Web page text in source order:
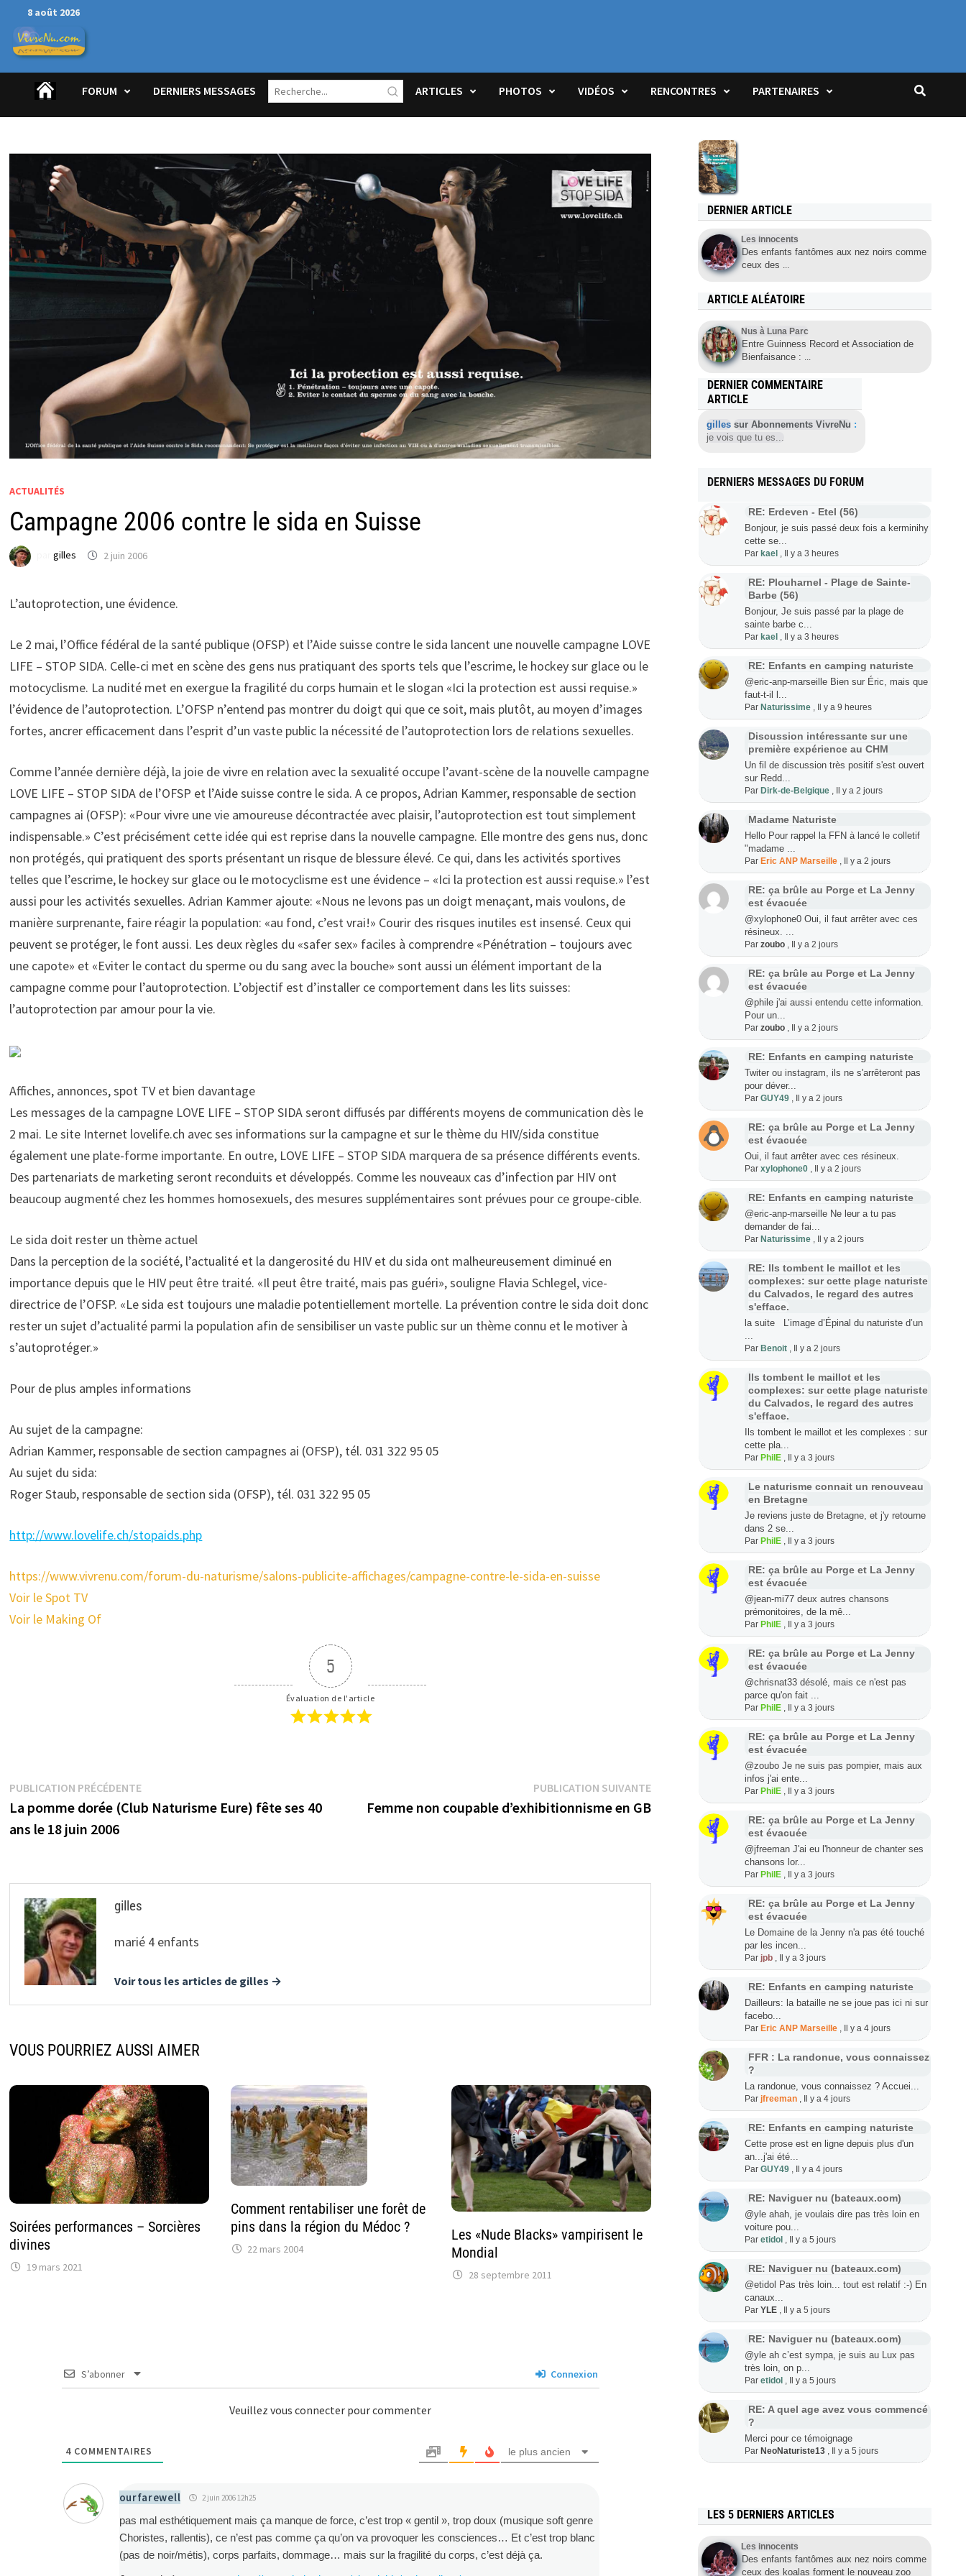
Passer
contenu
8 août 2026
FORUM DERNIERS MESSAGES ARTICLES PHOTOS VIDÉOS RENCONTRES PARTENAIRES
ACTUALITÉS
Campagne 2006 contre le sida en Suisse
pargilles 2 juin 2006
L’autoprotection, une évidence.
Le 2 mai, l’Office fédéral de la santé publique (OFSP) et l’Aide suisse contre le sida lancent une nouvelle campagne LOVE
LIFE – STOP SIDA. Celle-ci met en scène des gens nus pratiquant des sports tels que l’escrime, le hockey sur glace ou le
motocyclisme. La nudité met en exergue la fragilité du corps humain et le slogan «Ici la protection est aussi requise.»
l’évidence de l’autoprotection. L’OFSP n’entend pas montrer du doigt qui que ce soit, mais plutôt, au moyen d’images
fortes, ancrer efficacement dans l’esprit d’un vaste public la nécessité de l’autoprotection lors de relations sexuelles.
Comme l’année dernière déjà, la joie de vivre en relation avec la sexualité occupe l’avant-scène de la nouvelle campagne
LOVE LIFE – STOP SIDA de l’OFSP et l’Aide suisse contre le sida. A ce propos, Adrian Kammer, responsable de section
campagnes ai (OFSP): «Pour vivre une vie amoureuse décontractée avec plaisir, l’autoprotection est tout simplement
indispensable.» C’est précisément cette idée qui est reprise dans la nouvelle campagne. Elle montre des gens nus, donc
non protégés, qui pratiquent des sports présentant un risque de blessure élevé. Ce qui, dans les activités sportives
telles que l’escrime, le hockey sur glace ou le motocyclisme est une évidence – «Ici la protection est aussi requise.» l’est
aussi pour les activités sexuelles. Adrian Kammer ajoute: «Nous ne levons pas un doigt menaçant, mais voulons, de
manière surprenante, faire réagir la population: «au fond, c’est vrai!» Courir des risques inutiles est insensé. Ceux qui
peuvent se protéger, le font aussi. Les deux règles du «safer sex» faciles à comprendre «Pénétration – toujours avec
une capote» et «Eviter le contact du sperme ou du sang avec la bouche» sont aussi un élément important de la
campagne comme pour l’autoprotection. L’objectif est d’installer ce comportement dans les lits suisses:
l’autoprotection par amour pour la vie.
Affiches, annonces, spot TV et bien davantage
Les messages de la campagne LOVE LIFE – STOP SIDA seront diffusés par différents moyens de communication dès le
2 mai. Le site Internet lovelife.ch avec ses informations sur la campagne et sur le thème du HIV/sida constitue
également une plate-forme importante. En outre, LOVE LIFE – STOP SIDA marquera de sa présence différents events.
Des partenariats de marketing seront reconduits et développés. Comme les nouveaux cas d’infection par HIV ont
beaucoup augmenté chez les hommes homosexuels, des mesures supplémentaires sont prévues pour ce groupe-cible.
Le sida doit rester un thème actuel
Dans la perception de la société, l’actualité et la dangerosité du HIV et du sida ont malheureusement diminué en
importance depuis que le HIV peut être traité. «Il peut être traité, mais pas guéri», souligne Flavia Schlegel, vice-
directrice de l’OFSP. «Le sida est toujours une maladie potentiellement mortelle. La prévention contre le sida doit donc
rester un sujet d’actualité parmi la population afin de sensibiliser un vaste public sur un thème connu et le motiver à
s’autoprotéger.»
Pour de plus amples informations
Au sujet de la campagne:
Adrian Kammer, responsable de section campagnes ai (OFSP), tél. 031 322 95 05
Au sujet du sida:
Roger Staub, responsable de section sida (OFSP), tél. 031 322 95 05
http://www.lovelife.ch/stopaids.php
https://www.vivrenu.com/forum-du-naturisme/salons-publicite-affichages/campagne-contre-le-sida-en-suisse
Voir le Spot TV
Voir le Making Of
5
Évaluation de l'article
Navigation
de
l’article
PUBLICATION PRÉCÉDENTEPublication
précédente :
La pomme dorée (Club Naturisme Eure) fête ses 40
ans le 18 juin 2006
PUBLICATION SUIVANTEPublication
suivante :
Femme non coupable d’exhibitionnisme en GB
gilles
marié 4 enfants
Voir tous les articles de gilles →
VOUS POURRIEZ AUSSI AIMER
Soirées performances – Sorcières
divines
19 mars 2021
Comment rentabiliser une forêt de
pins dans la région du Médoc ?
22 mars 2004
Les «Nude Blacks» vampirisent le
Mondial
28 septembre 2011
S’abonner Connexion
Veuillez vous connecter pour commenter
4COMMENTAIRES le plus ancien
ourfarewell 2 juin 2006 12h25
pas mal esthétiquement mais ça manque de force, c’est trop « gentil », trop doux (musique soft genre
Choristes, rallentis), ce n’est pas comme ça qu’on va provoquer les consciences… Et c’est trop blanc
(pas de noir/métis), corps parfaits, dommage… mais sur la fragilité du corps, c’est déjà ça.
DERNIER ARTICLE
Les innocents
Des enfants fantômes aux nez noirs comme
ceux des ...
ARTICLE ALÉATOIRE
Nus à Luna Parc
Entre Guinness Record et Association de
Bienfaisance :
DERNIER COMMENTAIRE
ARTICLE
gilles sur Abonnements VivreNu :
je vois que tu es...
DERNIERS MESSAGES DU FORUM
RE: Erdeven - Etel (56)
Bonjour, je suis passé deux fois a kerminihy
cette se...
Par kael , Il y a 3 heures
RE: Plouharnel - Plage de Sainte-
Barbe (56)
Bonjour, Je suis passé par la plage de
sainte barbe c...
Par kael , Il y a 3 heures
RE: Enfants en camping naturiste
@eric-anp-marseille Bien sur Éric, mais que
faut-t-il l...
Par Naturissime , Il y a 9 heures
Discussion intéressante sur une
première expérience au CHM
Un fil de discussion très positif s'est ouvert
sur Redd...
Par Dirk-de-Belgique , Il y a 2 jours
Madame Naturiste
Hello Pour rappel la FFN à lancé le colletif
"madame ...
Par Eric ANP Marseille , Il y a 2 jours
RE: ça brûle au Porge et La Jenny
est évacuée
@xylophone0 Oui, il faut arrêter avec ces
résineux. ...
Parzoubo , Il y a 2 jours
RE: ça brûle au Porge et La Jenny
est évacuée
@phile j'ai aussi entendu cette information.
Pour un...
Parzoubo , Il y a 2 jours
RE: Enfants en camping naturiste
Twiter ou instagram, ils ne s'arrêteront pas
pour déver...
ParGUY49 , Il y a 2 jours
RE: ça brûle au Porge et La Jenny
est évacuée
Oui, il faut arrêter avec ces résineux.
Parxylophone0 , Il y a 2 jours
RE: Enfants en camping naturiste
@eric-anp-marseille Ne leur a tu pas
demander de fai...
Par Naturissime , Il y a 2 jours
RE: Ils tombent le maillot et les
complexes: sur cette plage naturiste
du Calvados, le regard des autres
s'efface.
la suite L’image d’Épinal du naturiste d’un
...
Par Benoit , Il y a 2 jours
Ils tombent le maillot et les
complexes: sur cette plage naturiste
du Calvados, le regard des autres
s'efface.
Ils tombent le maillot et les complexes : sur
cette pla...
Par PhilE , Il y a 3 jours
Le naturisme connait un renouveau
en Bretagne
Je reviens juste de Bretagne, et j'y retourne
dans 2 se...
Par PhilE , Il y a 3 jours
RE: ça brûle au Porge et La Jenny
est évacuée
@jean-mi77 deux autres chansons
prémonitoires, de la mê...
Par PhilE , Il y a 3 jours
RE: ça brûle au Porge et La Jenny
est évacuée
@chrisnat33 désolé, mais ce n'est pas
parce qu'on fait ...
Par PhilE , Il y a 3 jours
RE: ça brûle au Porge et La Jenny
est évacuée
@zoubo Je ne suis pas pompier, mais aux
infos j'ai ente...
Par PhilE , Il y a 3 jours
RE: ça brûle au Porge et La Jenny
est évacuée
@jfreeman J'ai eu l'honneur de chanter ses
chansons lor...
Par PhilE , Il y a 3 jours
RE: ça brûle au Porge et La Jenny
est évacuée
Le Domaine de la Jenny n'a pas été touché
par les incen...
Par jpb , Il y a 3 jours
RE: Enfants en camping naturiste
Dailleurs: la bataille ne se joue pas ici ni sur
facebo...
Par Eric ANP Marseille , Il y a 4 jours
FFR : La randonue, vous connaissez
?
La randonue, vous connaissez ? Accuei...
Parjfreeman , Il y a 4 jours
RE: Enfants en camping naturiste
Cette prose est en ligne depuis plus d'un
an...j'ai été...
ParGUY49 , Il y a 4 jours
RE: Naviguer nu (bateaux.com)
@yle ahah, je voulais dire pas très loin en
voiture pou...
Paretidol , Il y a 5 jours
RE: Naviguer nu (bateaux.com)
@etidol Pas très loin... tout est relatif :-) En
canaux...
ParYLE , Il y a 5 jours
RE: Naviguer nu (bateaux.com)
@yle ah c’est sympa, je suis au Lux pas
très loin, on p...
Paretidol , Il y a 5 jours
RE: A quel age avez vous commencé
?
Merci pour ce témoignage
Par NeoNaturiste13 , Il y a 5 jours
LES 5 DERNIERS ARTICLES
Les innocents
Des enfants fantômes aux nez noirs comme
ceux des koalas forment le nouveau zoo